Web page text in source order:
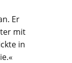
Er
mit
in